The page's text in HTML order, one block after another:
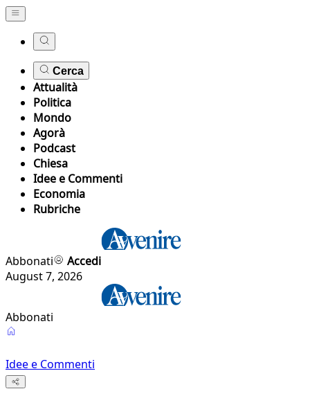
Cerca
Attualità
Politica
Mondo
Agorà
Podcast
Chiesa
Idee e Commenti
Economia
Rubriche
Abbonati
Accedi
August 7, 2026
Abbonati
Idee e Commenti